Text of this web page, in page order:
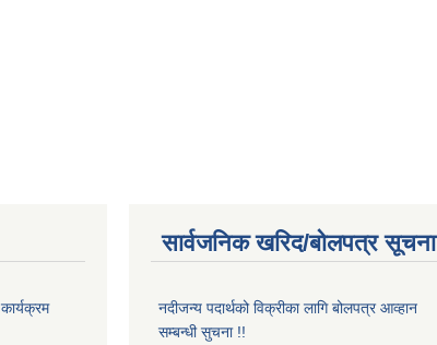
सार्वजनिक खरिद/बोलपत्र सूचना
नदीजन्य पदार्थको विक्रीका लागि बोलपत्र आव्हान
सम्बन्धी सुचना !!